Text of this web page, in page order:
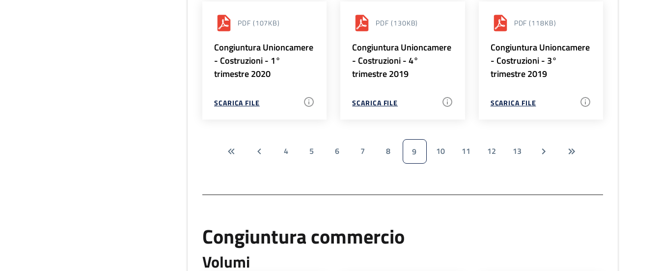
PDF (107KB)
Congiuntura Unioncamere
- Costruzioni - 1°
trimestre 2020
SCARICA FILE
PDF (130KB)
Congiuntura Unioncamere
- Costruzioni - 4°
trimestre 2019
SCARICA FILE
PDF (118KB)
Congiuntura Unioncamere
- Costruzioni - 3°
trimestre 2019
SCARICA FILE
4 5 6 7 8 9 10 11 12 13
Congiuntura commercio
Volumi